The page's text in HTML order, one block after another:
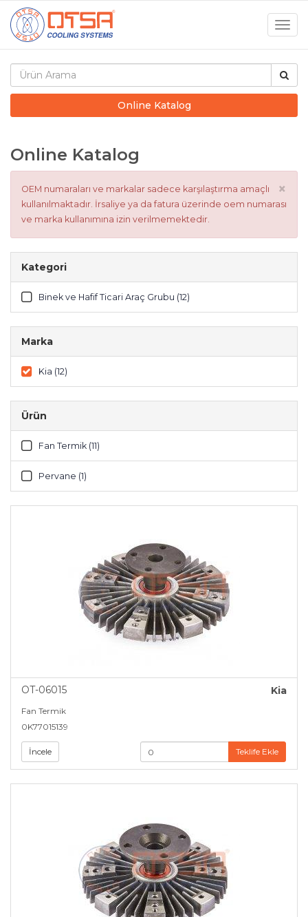
Online Katalog
Online Katalog
×
OEM numaraları ve markalar sadece karşılaştırma amaçlı
kullanılmaktadır. İrsaliye ya da fatura üzerinde oem numarası
ve marka kullanımına izin verilmemektedir.
Kategori
Binek ve Hafif Ticari Araç Grubu (12)
Marka
Kia (12)
Ürün
Fan Termik (11)
Pervane (1)
OT-06015 Kia
Fan Termik
0K77015139
İncele Teklife Ekle